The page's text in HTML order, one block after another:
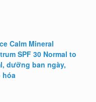
Calm Mineral
SPF 30 Normal to
dưỡng ban ngày,
hóa